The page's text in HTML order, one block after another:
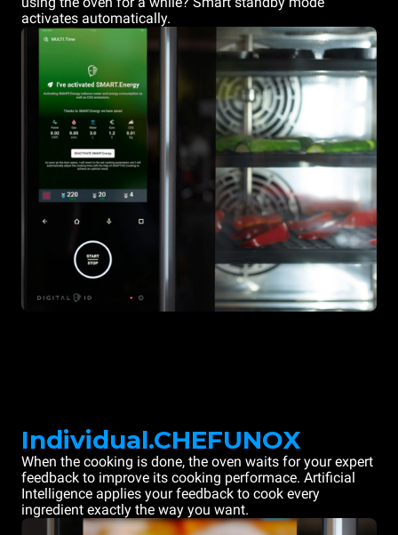
activates automatically.
Individual.CHEFUNOX
When the cooking is done, the oven waits for your expert
feedback to improve its cooking performace. Artificial
Intelligence applies your feedback to cook every
ingredient exactly the way you want.